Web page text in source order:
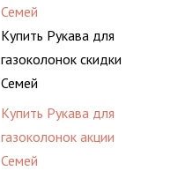
Семей
Купить Рукава для
газоколонок скидки
Семей
Купить Рукава для
газоколонок акции
Семей